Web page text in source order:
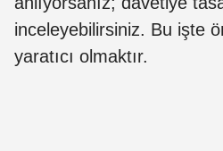
inceleyebilirsiniz. Bu işte
yaratıcı olmaktır.